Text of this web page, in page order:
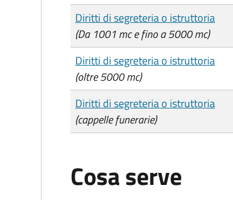
Diritti di segreteria o istruttoria
(Da 1001 mc e fino a 5000 mc)
Diritti di segreteria o istruttoria
(oltre 5000 mc)
Diritti di segreteria o istruttoria
(cappelle funerarie)
Cosa serve